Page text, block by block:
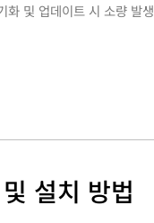
화 및 업데이트 시 소량 발생
설치 방법